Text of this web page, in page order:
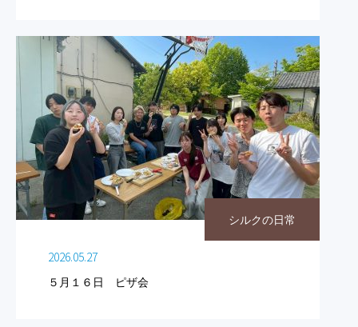
シルクの日常
2026.05.27
５月１６日 ピザ会